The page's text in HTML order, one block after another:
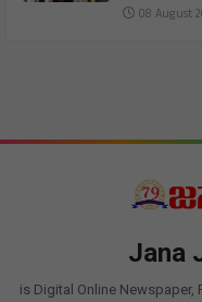
08 August
Jana
is Digital Online Newspaper,